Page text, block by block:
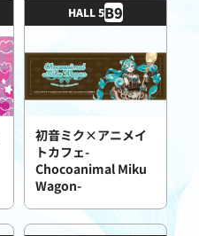
HALL 5B9
初音ミク×アニメイ
トカフェ-
Chocoanimal Miku
Wagon-